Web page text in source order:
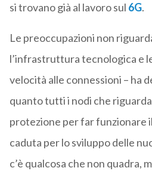
si trovano già al lavoro sul 6G.
Le preoccupazioni non
l’infrastruttura tecnologica e
velocità alle connessioni – ha
quanto tutti i nodi che
protezione per far funzionare il
caduta per lo sviluppo delle
c’è qualcosa che non quadra,